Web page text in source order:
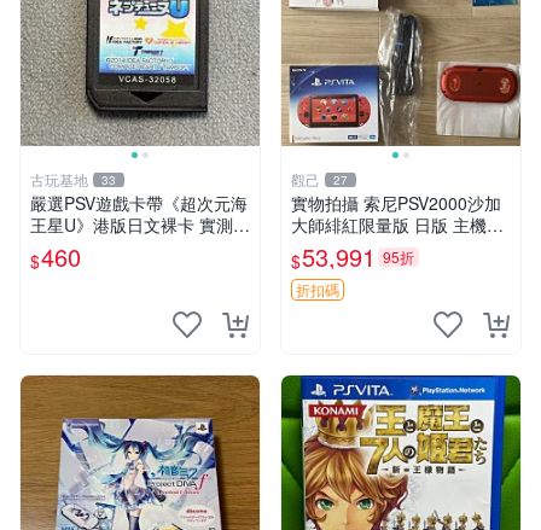
古玩基地 33
嚴選PSV遊戲卡帶《超次元海
王星U》港版日文裸卡 實測暢
玩 索尼專屬 psv psv游戲 psv
游戲卡帶
$460
觀己 27
實物拍攝 索尼PSV2000沙加
大師緋紅限量版 日版 主機全
配齊 收藏級 電腦遊戲掌機 帶
盒說明書 全新未修 正規對碼
沙加大作
$53,991 95折
折扣碼